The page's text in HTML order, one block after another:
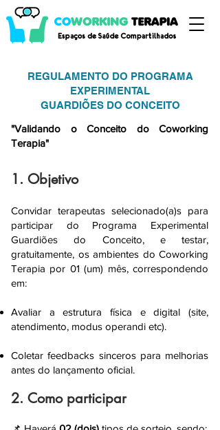
REGULAMENTO DO PROGRAMA
EXPERIMENTAL
GUARDIÕES DO CONCEITO
"Validando o Conceito do Coworking
Terapia"
1. Objetivo
Convidar terapeutas selecionado(a)s para
participar do Programa Experimental
Guardiões do Conceito, e testar,
gratuitamente, os ambientes do Coworking
Terapia por 01 (um) mês, correspondendo
em:
Avaliar a estrutura física e digital (site,
atendimento, modus operandi etc).
Coletar feedbacks sinceros para melhorias
antes do lançamento oficial.
2. Como participar